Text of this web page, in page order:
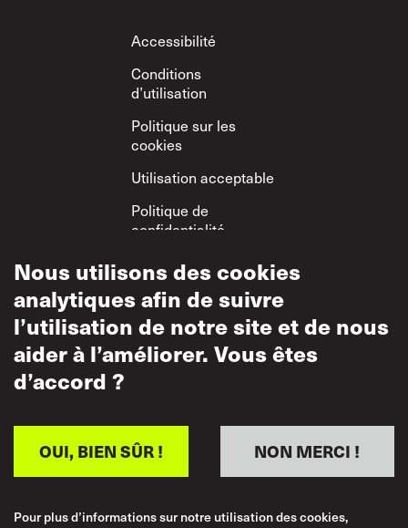
Footer
Accessibilité
Conditions
d’utilisation
Politique sur les
cookies
Utilisation acceptable
Politique de
confidentialité
Politique sur le
respect mutuel
Nous utilisons des cookies
analytiques afin de suivre
l’utilisation de notre site et de nous
aider à l’améliorer. Vous êtes
d’accord ?
NON MERCI !
OUI, BIEN SÛR !
Pour plus d’informations sur notre utilisation des cookies,